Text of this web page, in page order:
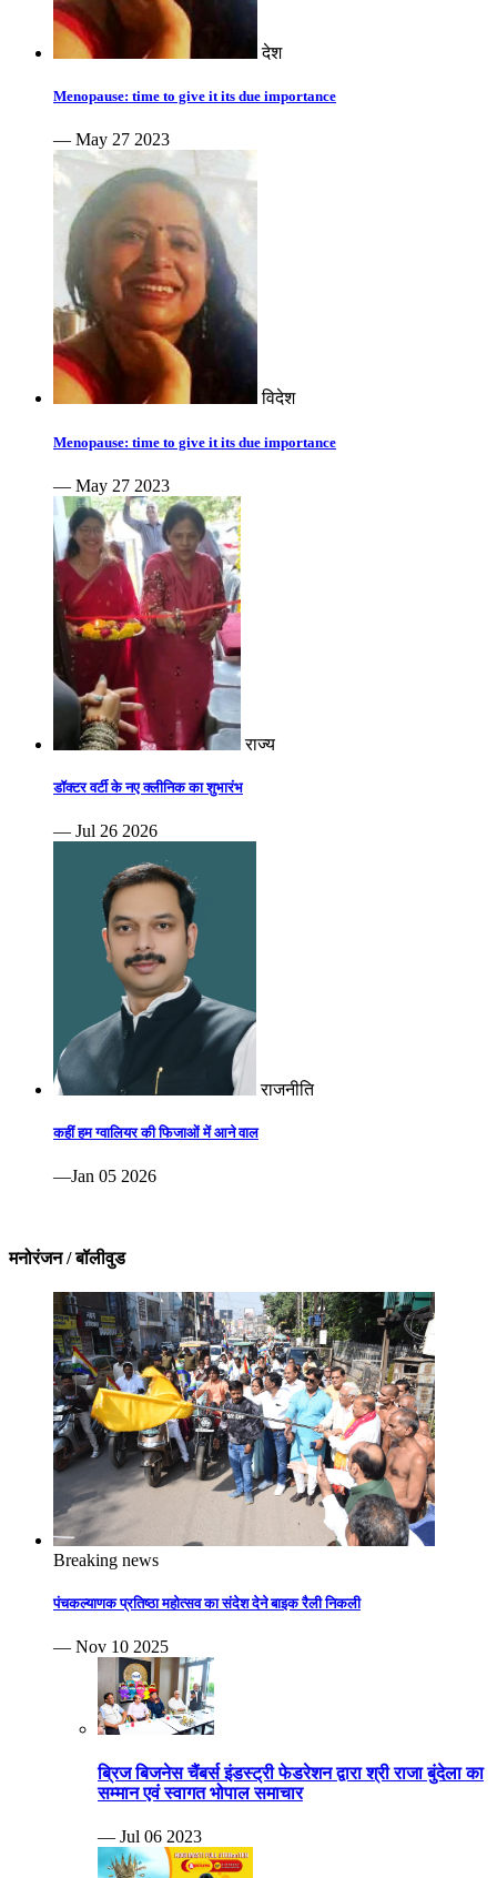
देश
Menopause: time to give it its due importance
— May 27 2023
विदेश
Menopause: time to give it its due importance
— May 27 2023
राज्य
डॉक्टर वर्टी के नए क्लीनिक का शुभारंभ
— Jul 26 2026
राजनीति
कहीं हम ग्वालियर की फिजाओं में आने वाल
—Jan 05 2026
मनोरंजन / बॉलीवुड
Breaking news
पंचकल्याणक प्रतिष्ठा महोत्सव का संदेश देने बाइक रैली निकली
— Nov 10 2025
ब्रिज बिजनेस चैंबर्स इंडस्ट्री फेडरेशन द्वारा श्री राजा बुंदेला का
सम्मान एवं स्वागत भोपाल समाचार
— Jul 06 2023